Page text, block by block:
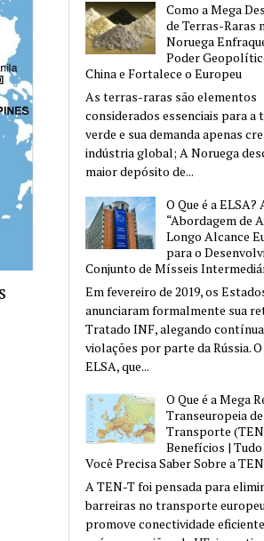
Como a Mega
de Terras-Raras
Noruega
Poder
China e Fortalece o Europeu
As terras-raras são elementos
considerados essenciais para a
verde e sua demanda apenas
indústria global; A Noruega
maior depósito de...
O Que é a ELSA?
“Abordagem de
Longo Alcance
para o
Conjunto de Mísseis
Em fevereiro de 2019, os
anunciaram formalmente sua
Tratado INF, alegando
violações por parte da Rússia.
ELSA, que...
O Que é a Mega
Transeuropeia de
Transporte
Benefícios | Tudo
Você Precisa Saber Sobre a
A TEN-T foi pensada para
barreiras no transporte
promove conectividade